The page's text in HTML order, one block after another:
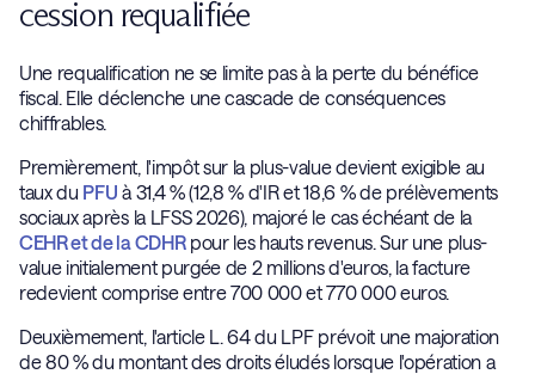
cession requalifiée
Une requalification ne se limite pas à la perte du bénéfice
fiscal. Elle déclenche une cascade de conséquences
chiffrables.
Premièrement, l'impôt sur la plus-value devient exigible au
taux du PFU à 31,4 % (12,8 % d'IR et 18,6 % de prélèvements
sociaux après la LFSS 2026), majoré le cas échéant de la
CEHR et de la CDHRpour les hauts revenus. Sur une plus-
value initialement purgée de 2 millions d'euros, la facture
redevient comprise entre 700 000 et 770 000 euros.
Deuxièmement, l'article L. 64 du LPF prévoit une majoration
de 80 % du montant des droits éludés lorsque l'opération a